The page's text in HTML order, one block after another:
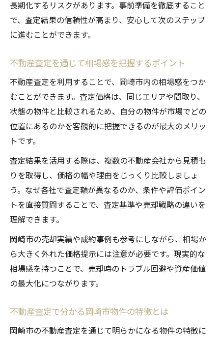
長期化するリスクがあります。事前準備を徹底すること
で、査定結果の信頼性が高まり、安心して次のステップ
に進むことができます。
不動産査定を通じて相場感を把握するポイント
不動産査定を利用することで、岡崎市内の相場感をつか
むことができます。査定価格は、同じエリアや間取り、
状態の物件と比較されるため、自分の物件が市場でどの
位置にあるのかを客観的に把握できるのが最大のメリッ
トです。
査定結果を活用する際は、複数の不動産会社から見積も
りを取得し、価格の幅や理由をじっくり比較しましょ
う。なぜ各社で査定額が異なるのか、条件や評価ポイン
トを直接質問することで、査定基準や売却戦略の違いを
理解できます。
岡崎市の売却実績や成約事例も参考にしながら、相場か
ら大きく外れた価格提示には注意が必要です。現実的な
相場感を持つことで、売却時のトラブル回避や資産価値
の最大化につながります。
不動産査定で分かる岡崎市物件の特徴とは
岡崎市の不動産査定を通じて明らかになる物件の特徴に